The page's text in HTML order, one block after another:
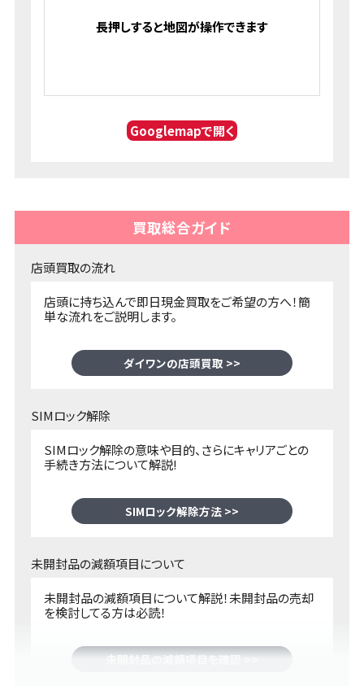
Googlemapで開く
買取総合ガイド
店頭買取の流れ
店頭に持ち込んで即日現金買取をご希望の方へ！簡
単な流れをご説明します。
ダイワンの店頭買取 >>
SIMロック解除
SIMロック解除の意味や目的、さらにキャリアごとの
手続き方法について解説!
SIMロック解除方法 >>
未開封品の減額項目について
未開封品の減額項目について解説！未開封品の売却
を検討してる方は必読！
未開封品の減額項目を確認 >>